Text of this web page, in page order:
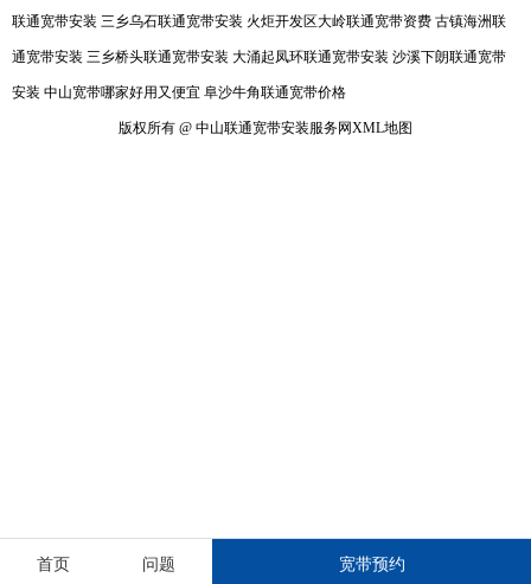
联通宽带安装 三乡乌石联通宽带安装 火炬开发区大岭联通宽带资费 古镇海洲联
通宽带安装 三乡桥头联通宽带安装 大涌起凤环联通宽带安装 沙溪下朗联通宽带
安装 中山宽带哪家好用又便宜 阜沙牛角联通宽带价格
版权所有 @ 中山联通宽带安装服务网XML地图
首页 问题 宽带预约